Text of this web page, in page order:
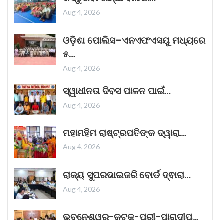
ଦୀପାବଳିର ପରଦିନ ଜୋରଦାର ଆରମ୍ଭ ହୋଇଥିବା ଏହି
ଫିଲ୍ମଟି ସପ୍ତାହର କାର୍ଯ୍ୟ ଦିବସଗୁଡ଼ିକରେ
Read More »
October 25, 2025
କୁର୍ଣ୍ଣୁଲ୍ ବସ୍ ଅଗ୍ନିକାଣ୍ଡ ଘଟଣାରେ ଏକ
ଗୁରୁତ୍ୱପୂର୍ଣ୍ଣ ଖୁଲାସା।
ଶୁକ୍ରବାର ସକାଳେ ଆନ୍ଧ୍ରପ୍ରଦେଶର କୁର୍ଣ୍ଣୁଲରେ
ଏକ ବସ୍‌ରେ ନିଆଁ ଲାଗିଯିବାରୁ ୨୦ ଜଣ ପୋଡ଼ି
ମୃତ୍ୟୁବରଣ କରିଛନ୍ତି। ଏହି ଦୁଃଖଦ ଦୁର୍ଘଟଣା ସମଗ୍ର
ଦେଶକୁ ମର୍ମାହତ କରିଛି।
October 25, 2025
ଏଲଆଇସି ପଲିସିଧାରୀଙ୍କ ସଞ୍ଚୟକୁ ‘ବ୍ୟବସ୍ଥିତ
Aug 4, 2026
ଓଡ଼ିଶା ପୋଲିସ–ଏନଏଫଏସୟୁ ମଧ୍ୟରେ
୫…
Aug 4, 2026
ସ୍ୱାଧୀନତା ଦିବସ ପାଳନ ପାଇଁ…
Aug 4, 2026
ମହାମହିମ ରାଷ୍ଟ୍ରପତିଙ୍କ ଦ୍ୱାରା…
Aug 4, 2026
ରାଜ୍ୟ ସୁପରଭାଇଜରି ବୋର୍ଡ ଦ୍ଵାରା…
Aug 4, 2026
ଭୁବନେଶ୍ୱର-କଟକ-ପୁରୀ-ପାରାଦୀପ…